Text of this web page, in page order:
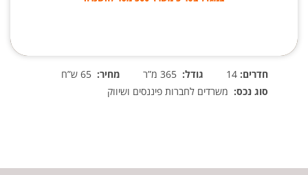
חדרים: גודל: מחיר:
סוג נכס: משרדים לחברות פיננסים ושיווק